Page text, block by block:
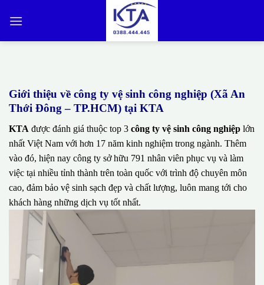
qua
Giới thiệu về công ty vệ sinh công nghiệp (Xã An
Thới Đông – TP.HCM) tại KTA
KTA được đánh giá thuộc top 3 công ty vệ sinh công nghiệp lớn
nhất Việt Nam với hơn 17 năm kinh nghiệm trong ngành. Thêm
vào đó, hiện nay công ty sở hữu 791 nhân viên phục vụ và làm
việc tại nhiều tỉnh thành trên toàn quốc với trình độ chuyên môn
cao, đảm bảo vệ sinh sạch đẹp và chất lượng, luôn mang tới cho
khách hàng những dịch vụ tốt nhất.